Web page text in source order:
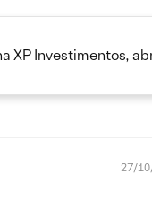
XP Investimentos,
27/